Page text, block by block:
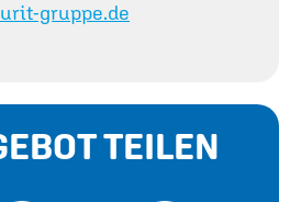
gruppe.de
TEILEN